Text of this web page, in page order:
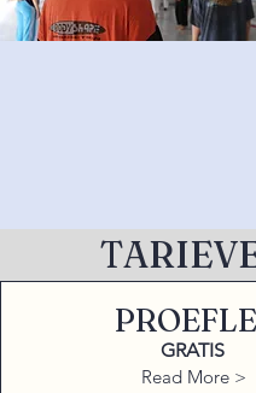
GRATIS
Read More >